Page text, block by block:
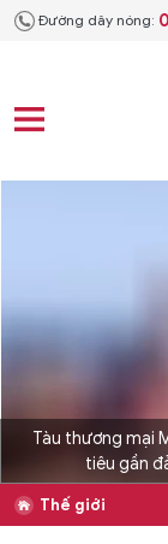
Đường dây nóng:
Tàu thương mại
tiêu gần
Thế giới